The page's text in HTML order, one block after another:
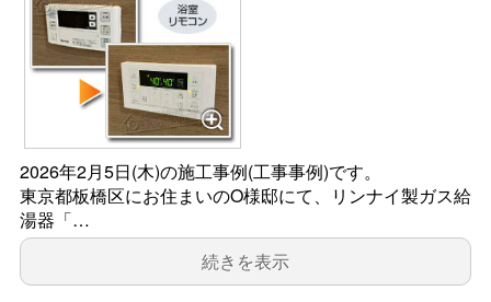
2026年2月5日(木)の施工事例(工事事例)です。
東京都板橋区にお住まいのO様邸にて、リンナイ製ガス給
湯器「…
続きを表示